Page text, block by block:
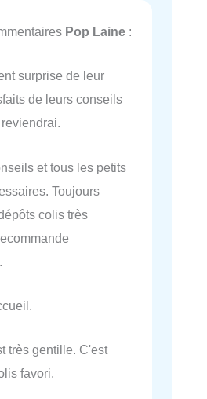
Pop Laine :
surprise de leur
de leurs conseils
et tous les petits
Toujours
colis très
très gentille. C'est
favori.